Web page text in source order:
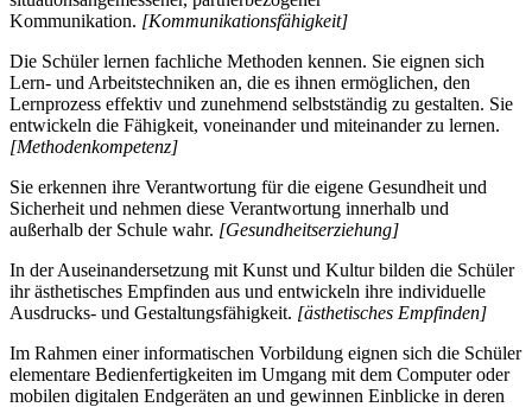
Kommunikation. [Kommunikationsfähigkeit]
Die Schüler lernen fachliche Methoden kennen. Sie eignen sich
Lern- und Arbeitstechniken an, die es ihnen ermöglichen, den
Lernprozess effektiv und zunehmend selbstständig zu gestalten. Sie
entwickeln die Fähigkeit, voneinander und miteinander zu lernen.
[Methodenkompetenz]
Sie erkennen ihre Verantwortung für die eigene Gesundheit und
Sicherheit und nehmen diese Verantwortung innerhalb und
außerhalb der Schule wahr. [Gesundheitserziehung]
In der Auseinandersetzung mit Kunst und Kultur bilden die Schüler
ihr ästhetisches Empfinden aus und entwickeln ihre individuelle
Ausdrucks- und Gestaltungsfähigkeit. [ästhetisches Empfinden]
Im Rahmen einer informatischen Vorbildung eignen sich die Schüler
elementare Bedienfertigkeiten im Umgang mit dem Computer oder
mobilen digitalen Endgeräten an und gewinnen Einblicke in deren